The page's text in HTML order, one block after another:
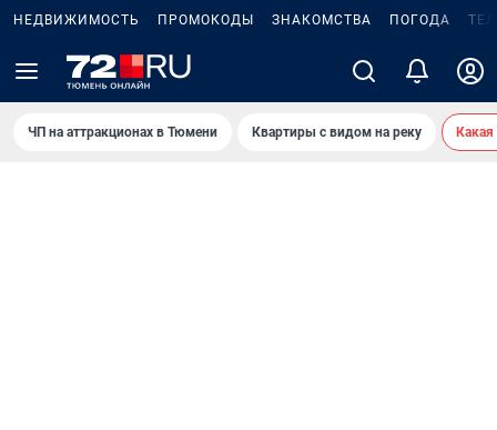
НЕДВИЖИМОСТЬ ПРОМОКОДЫ ЗНАКОМСТВА ПОГОДА
ЧП на аттракционах в Тюмени Квартиры с видом на реку